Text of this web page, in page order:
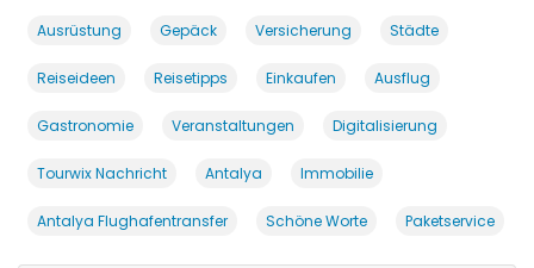
Ausrüstung Gepäck Versicherung Städte
Reiseideen Reisetipps Einkaufen Ausflug
Gastronomie Veranstaltungen Digitalisierung
Tourwix Nachricht Antalya Immobilie
Antalya Flughafentransfer Schöne Worte Paketservice